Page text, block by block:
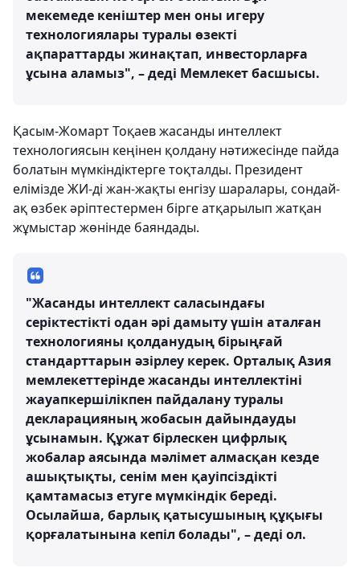
мекемеде кеніштер мен оны игеру
технологиялары туралы өзекті
ақпараттарды жинақтап, инвесторларға
ұсына аламыз", – деді Мемлекет басшысы.
Қасым-Жомарт Тоқаев жасанды интеллект
технологиясын кеңінен қолдану нәтижесінде пайда
болатын мүмкіндіктерге тоқталды. Президент
елімізде ЖИ-ді жан-жақты енгізу шаралары, сондай-
ақ өзбек әріптестермен бірге атқарылып жатқан
жұмыстар жөнінде баяндады.
"Жасанды интеллект саласындағы
серіктестікті одан әрі дамыту үшін аталған
технологияны қолданудың бірыңғай
стандарттарын әзірлеу керек. Орталық Азия
мемлекеттерінде жасанды интеллектіні
жауапкершілікпен пайдалану туралы
декларацияның жобасын дайындауды
ұсынамын. Құжат бірлескен цифрлық
жобалар аясында мәлімет алмасқан кезде
ашықтықты, сенім мен қауіпсіздікті
қамтамасыз етуге мүмкіндік береді.
Осылайша, барлық қатысушының құқығы
қорғалатынына кепіл болады", – деді ол.